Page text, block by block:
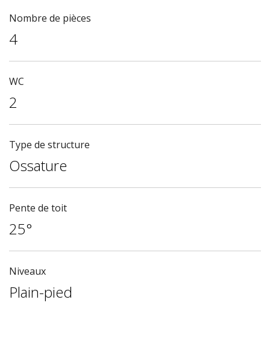
Nombre de pièces
4
WC
2
Type de structure
Ossature
Pente de toit
25°
Niveaux
Plain-pied